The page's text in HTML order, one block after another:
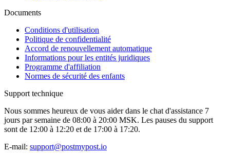
Documents
Conditions d'utilisation
Politique de confidentialité
Accord de renouvellement automatique
Informations pour les entités juridiques
Programme d'affiliation
Normes de sécurité des enfants
Support technique
Nous sommes heureux de vous aider dans le chat d'assistance 7
jours par semaine de 08:00 à 20:00 MSK. Les pauses du support
sont de 12:00 à 12:20 et de 17:00 à 17:20.
E-mail: support@postmypost.io